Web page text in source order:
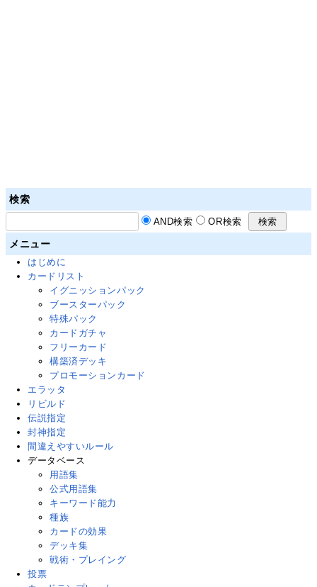
検索
AND検索 OR検索
メニュー
はじめに
カードリスト
イグニッションパック
ブースターパック
特殊パック
カードガチャ
フリーカード
構築済デッキ
プロモーションカード
エラッタ
リビルド
伝説指定
封神指定
間違えやすいルール
データベース
用語集
公式用語集
キーワード能力
種族
カードの効果
デッキ集
戦術・プレイング
投票